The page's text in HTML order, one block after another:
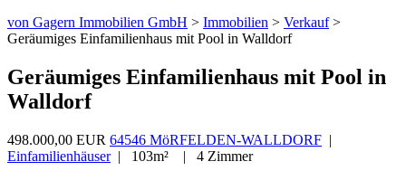
von Gagern Immobilien GmbH > Immobilien > Verkauf>
Geräumiges Einfamilienhaus mit Pool in Walldorf
Geräumiges Einfamilienhaus mit Pool in
Walldorf
498.000,00 EUR 64546 MöRFELDEN-WALLDORF |
Einfamilienhäuser| 103m² | 4 Zimmer